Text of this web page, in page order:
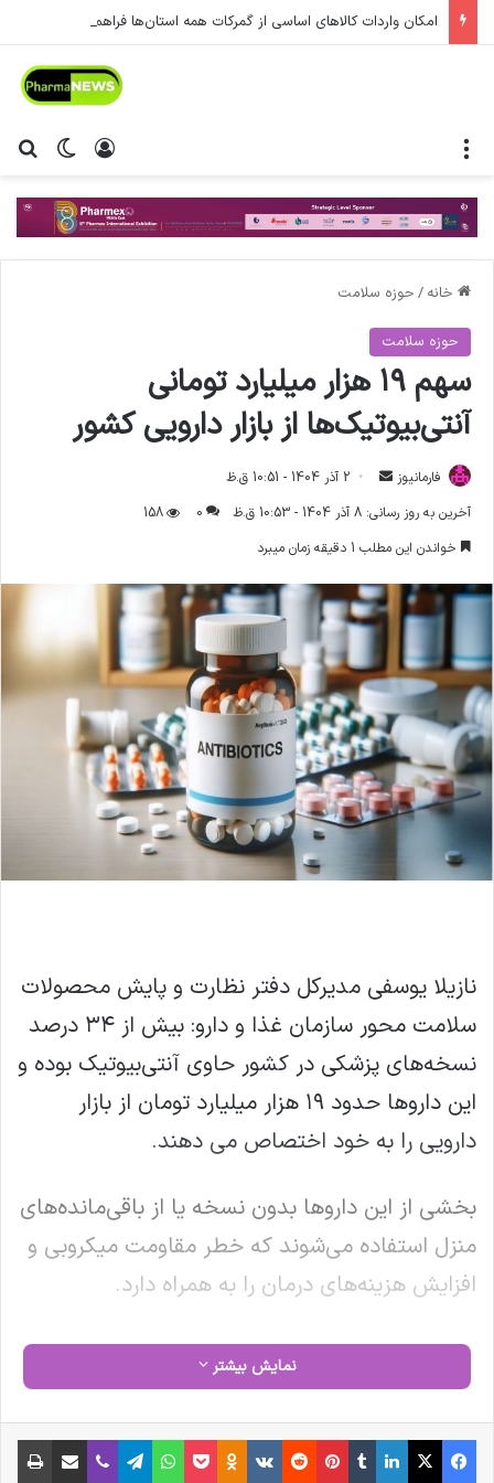
امکان واردات کالاهای اساسی از گمرکات همه استان‌ها فراهم شد.
تغییر ورود
خانه / حوزه سلامت
حوزه سلامت
سهم ۱۹ هزار میلیارد تومانی
آنتی‌بیوتیک‌ها از بازار دارویی کشور
فارمانیوز
ا
ل
ا
م
ی
ل
2 آذر 1404 - 10:51 ق.ظ
آخرین به روز رسانی: 8 آذر 1404 - 10:53 ق.ظ
0
158
خواندن این مطلب 1 دقیقه زمان میبرد
نازیلا یوسفی مدیرکل دفتر نظارت و پایش محصولات
سلامت محور سازمان غذا و دارو: بیش از ۳۴ درصد
نسخه‌های پزشکی در کشور حاوی آنتی‌بیوتیک بوده و
این داروها حدود ۱۹ هزار میلیارد تومان از بازار
دارویی را به خود اختصاص می دهند.
بخشی از این داروها بدون نسخه یا از باقی‌مانده‌های
منزل استفاده می‌شوند که خطر مقاومت میکروبی و
افزایش هزینه‌های درمان را به همراه دارد.
کنترل این بحران تنها با همکاری مردم و رعایت
تجویز صحیح دارو امکان‌پذیر است.
نوشته های مشابه
نمایش بیشتر
فیس بوک X لینکدین ‫تامبلر ‫پین‌ترست ‫رددیت ‫VKontakte
‫Odnoklassniki پاکت واتس آپ تلگرام وایبر اشتراک گذاری از طریق ایمیل